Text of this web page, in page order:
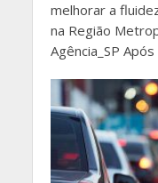
melhorar a
na Região
Agência_SP